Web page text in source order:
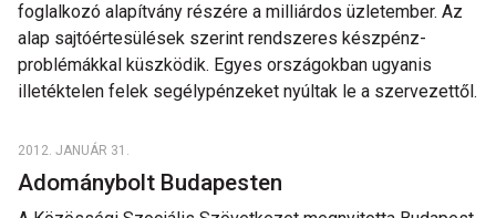
foglalkozó alapítvány részére a milliárdos üzletember. Az
alap sajtóértesülések szerint rendszeres készpénz-
problémákkal küszködik. Egyes országokban ugyanis
illetéktelen felek segélypénzeket nyúltak le a szervezettől.
2012. JANUÁR 31.
Adománybolt Budapesten